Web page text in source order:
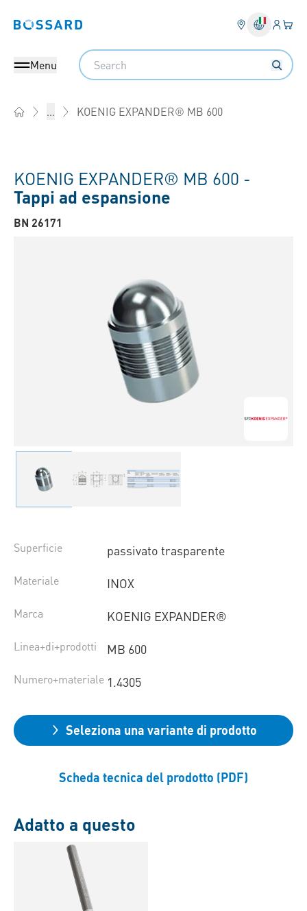
Bossard homepage Login
Il
Menu
Search
... KOENIG EXPANDER® MB 600
KOENIG EXPANDER® MB 600 -
Tappi ad espansione
BN 26171
Superficie passivato trasparente
Materiale INOX
Marca KOENIG EXPANDER®
Linea+di+prodotti MB 600
Numero+materiale 1.4305
Seleziona una variante di prodotto
Scheda tecnica del prodotto (PDF)
Adatto a questo